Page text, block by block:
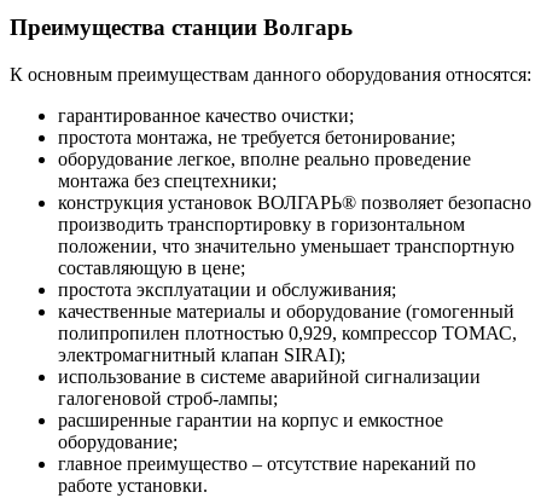
Преимущества станции Волгарь
К основным преимуществам данного оборудования относятся:
гарантированное качество очистки;
простота монтажа, не требуется бетонирование;
оборудование легкое, вполне реально проведение
монтажа без спецтехники;
конструкция установок ВОЛГАРЬ® позволяет безопасно
производить транспортировку в горизонтальном
положении, что значительно уменьшает транспортную
составляющую в цене;
простота эксплуатации и обслуживания;
качественные материалы и оборудование (гомогенный
полипропилен плотностью 0,929, компрессор ТОМАС,
электромагнитный клапан SIRAI);
использование в системе аварийной сигнализации
галогеновой строб-лампы;
расширенные гарантии на корпус и емкостное
оборудование;
главное преимущество – отсутствие нареканий по
работе установки.